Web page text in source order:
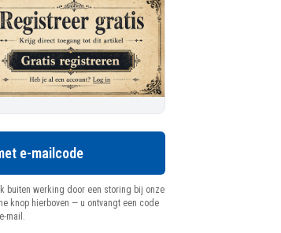
e-mailcode
buiten werking door een storing bij onze
knop hierboven — u ontvangt een code
mail.